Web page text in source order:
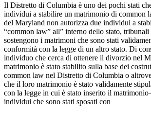
Il Distretto di Columbia è uno dei pochi stati
individui a stabilire un matrimonio di common
del Maryland non autorizza due individui a
“common law” all” interno dello stato,
sostengono i matrimoni che sono stati
conformità con la legge di un altro stato. Di
individuo che cerca di ottenere il divorzio nel
matrimonio è stato stabilito sulla base dei
common law nel Distretto di Columbia o
che il loro matrimonio è stato validamente
con la legge in cui è stato inserito il
individui che sono stati sposati con